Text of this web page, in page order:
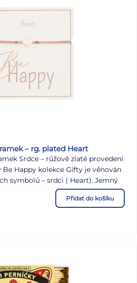
Barva: růžová Dodáváme v sáčku.
– rg. plated Heart
Srdce – růžově zlaté provedení
Be Happy kolekce Gifty je věnován
symbolů – srdci ( Heart). Jemný
zlata připomíná lásku, radost a
každý den. Díky své
zapínáním zajistí, že náramek
zápěstí. Díky balení na dárkové
Přidat do košíku